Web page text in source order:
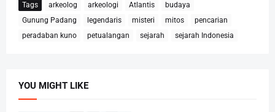
Tags arkeolog arkeologi Atlantis
budaya
Gunung Padang
legendaris misteri mitos
pencarian
peradaban kuno
petualangan sejarah sejarah Indonesia
YOU MIGHT LIKE